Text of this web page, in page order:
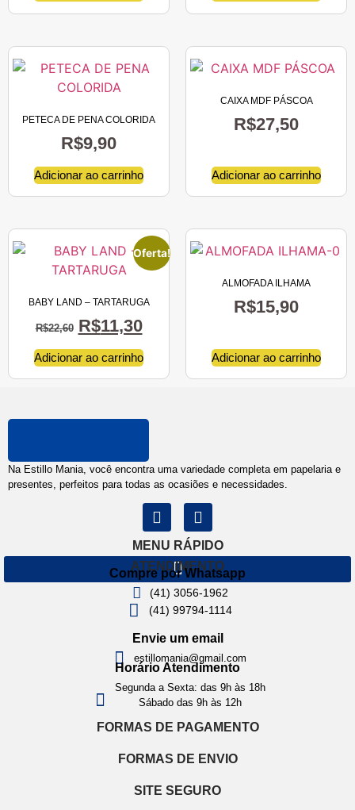
PETECA DE PENA COLORIDA
R$9,90
Adicionar ao carrinho
CAIXA MDF PÁSCOA
R$27,50
Adicionar ao carrinho
Oferta!
BABY LAND – TARTARUGA
R$22,60 R$11,30
Adicionar ao carrinho
ALMOFADA ILHAMA
R$15,90
Adicionar ao carrinho
Na Estillo Mania, você encontra uma variedade completa em papelaria e
presentes, perfeitos para todas as ocasiões e necessidades.
MENU RÁPIDO
ATENDIMENTO
Compre por Whatsapp
(41) 3056-1962
(41) 99794-1114
Envie um email
estillomania@gmail.com
Horário Atendimento
Segunda a Sexta: das 9h às 18h
Sábado das 9h às 12h
FORMAS DE PAGAMENTO
FORMAS DE ENVIO
SITE SEGURO